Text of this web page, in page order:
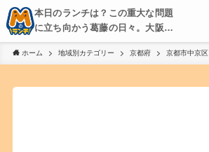
本日のランチは？この重大な問題
に立ち向かう葛藤の日々。大阪・
京都・神戸を中心とした食べ歩
き、飲み歩きを綴る。
ホーム 地域別カテゴリー 京都府 京都市中京区